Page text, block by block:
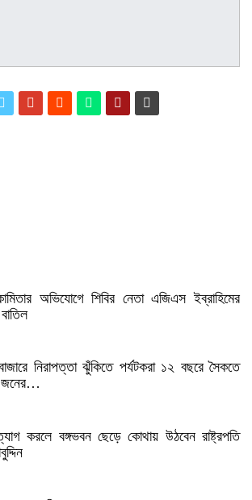
অভিযোগে শিবির নেতা এজিএস ইব্রাহিমের
নিরাপত্তা ঝুঁকিতে পর্যটকরা ১২ বছরে সৈকতে
করলে বঙ্গভবন ছেড়ে কোথায় উঠবেন রাষ্ট্রপতি